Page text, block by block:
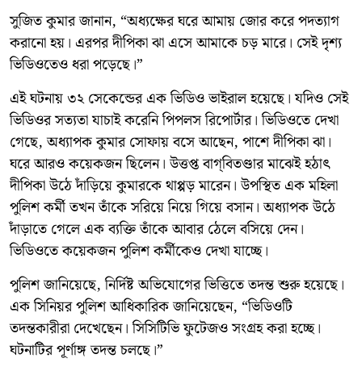
সুজিত কুমার জানান, “অধ্যক্ষের ঘরে আমায় জোর করে পদত্যাগ
করানো হয়। এরপর দীপিকা ঝা এসে আমাকে চড় মারে। সেই দৃশ্য
ভিডিওতেও ধরা পড়েছে।”
এই ঘটনায় ৩২ সেকেন্ডের এক ভিডিও ভাইরাল হয়েছে। যদিও সেই
ভিডিওর সত্যতা যাচাই করেনি পিপলস রিপোর্টার। ভিডিওতে দেখা
গেছে, অধ্যাপক কুমার সোফায় বসে আছেন, পাশে দীপিকা ঝা।
ঘরে আরও কয়েকজন ছিলেন। উত্তপ্ত বাগ্‌বিতণ্ডার মাঝেই হঠাৎ
দীপিকা উঠে দাঁড়িয়ে কুমারকে থাপ্পড় মারেন। উপস্থিত এক মহিলা
পুলিশ কর্মী তখন তাঁকে সরিয়ে নিয়ে গিয়ে বসান। অধ্যাপক উঠে
দাঁড়াতে গেলে এক ব্যক্তি তাঁকে আবার ঠেলে বসিয়ে দেন।
ভিডিওতে কয়েকজন পুলিশ কর্মীকেও দেখা যাচ্ছে।
পুলিশ জানিয়েছে, নির্দিষ্ট অভিযোগের ভিত্তিতে তদন্ত শুরু হয়েছে।
এক সিনিয়র পুলিশ আধিকারিক জানিয়েছেন, “ভিডিওটি
তদন্তকারীরা দেখেছেন। সিসিটিভি ফুটেজও সংগ্রহ করা হচ্ছে।
ঘটনাটির পূর্ণাঙ্গ তদন্ত চলছে।”